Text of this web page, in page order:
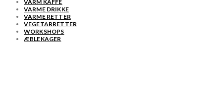
VARM KAFFE
VARME DRIKKE
VARME RETTER
VEGETARRETTER
WORKSHOPS
ÆBLEKAGER